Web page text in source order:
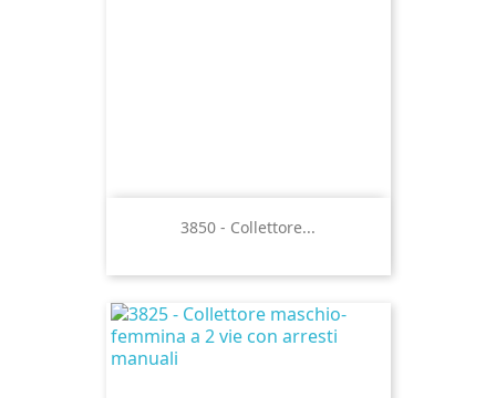
3850 - Collettore...